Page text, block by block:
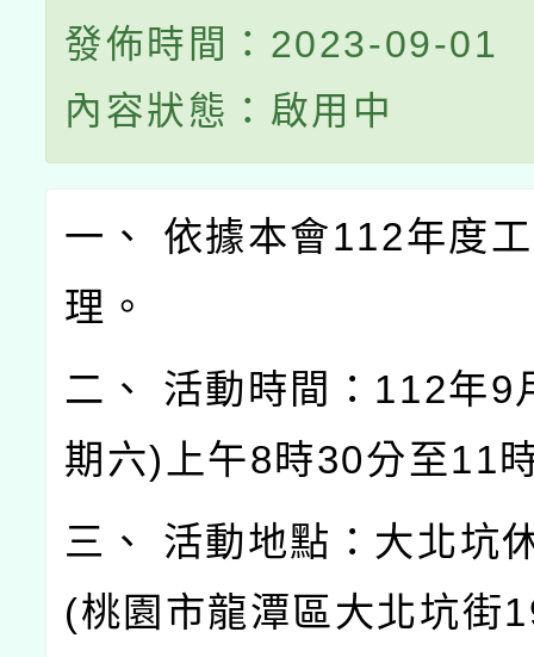
發佈時間：2023-09-01
內容狀態：啟用中
一、 依據本會112年度
理。
二、 活動時間：112年9
期六)上午8時30分至11
三、 活動地點：大北坑
(桃園市龍潭區大北坑街